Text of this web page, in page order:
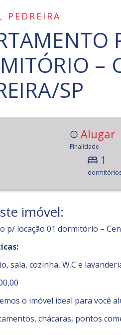
PEDREIRA
–
SP
Alugar
Finalidade
1
imóvel:
p/ locação 01 dormitório –
sala, cozinha, W.C e
o imóvel ideal para você
chácaras, pontos